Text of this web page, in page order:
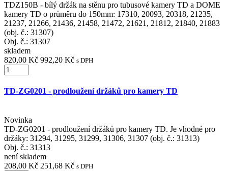
TDZ150B - bílý držák na stěnu pro tubusové kamery TD a DOME
kamery TD o průměru do 150mm: 17310, 20093, 20318, 21235,
21237, 21266, 21436, 21458, 21472, 21621, 21812, 21840, 21883
(obj. č.: 31307)
Obj. č.: 31307
skladem
820,00 Kč 992,20 Kč s DPH
TD-ZG0201 - prodloužení držáků pro kamery TD
Novinka
TD-ZG0201 - prodloužení držáků pro kamery TD. Je vhodné pro
držáky: 31294, 31295, 31299, 31306, 31307 (obj. č.: 31313)
Obj. č.: 31313
není skladem
208,00 Kč 251,68 Kč s DPH